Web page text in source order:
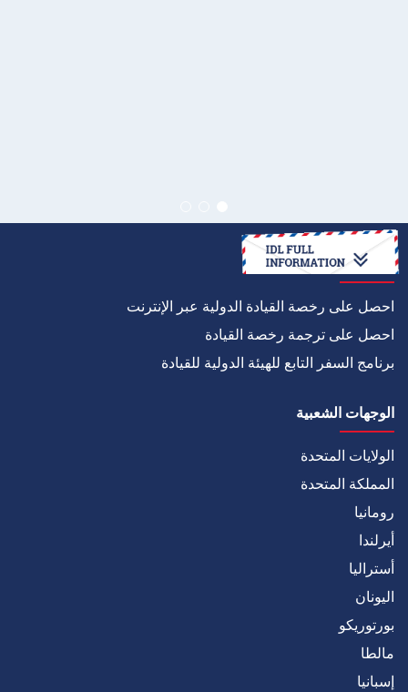
كيف
احصل على رخصة القيادة الدولية عبر الإنترنت
احصل على ترجمة رخصة القيادة
برنامج السفر التابع للهيئة الدولية للقيادة
الوجهات الشعبية
الولايات المتحدة
المملكة المتحدة
رومانيا
أيرلندا
أستراليا
اليونان
بورتوريكو
مالطا
إسبانيا